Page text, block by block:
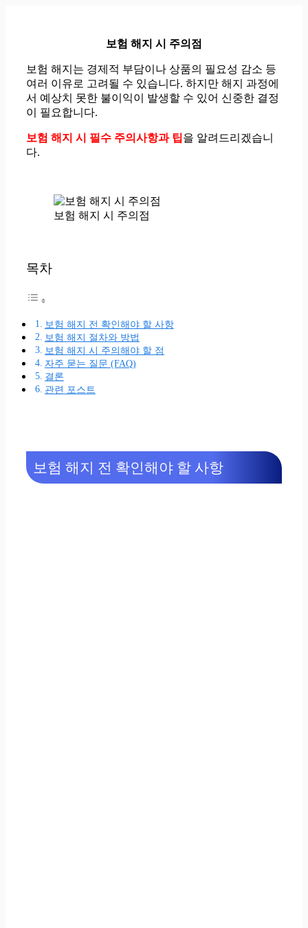
보험 해지 시 주의점
보험 해지는 경제적 부담이나 상품의 필요성 감소 등
여러 이유로 고려될 수 있습니다. 하지만 해지 과정에
서 예상치 못한 불이익이 발생할 수 있어 신중한 결정
이 필요합니다.
보험 해지 시 필수 주의사항과 팁을 알려드리겠습니
다.
보험 해지 시 주의점
목차
보험 해지 전 확인해야 할 사항
보험 해지 절차와 방법
보험 해지 시 주의해야 할 점
자주 묻는 질문 (FAQ)
결론
관련 포스트
보험 해지 전 확인해야 할 사항